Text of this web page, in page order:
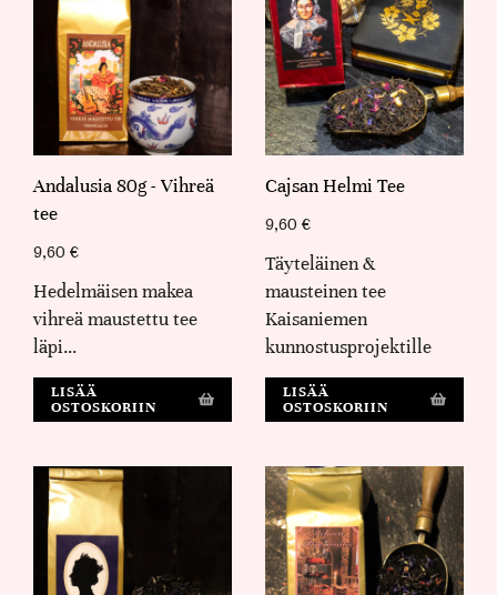
Andalusia 80g - Vihreä
tee
9,60 €
Hedelmäisen makea
vihreä maustettu tee
läpi…
LISÄÄ
OSTOSKORIIN
Cajsan Helmi Tee
9,60 €
Täyteläinen &
mausteinen tee
Kaisaniemen
kunnostusprojektille
LISÄÄ
OSTOSKORIIN